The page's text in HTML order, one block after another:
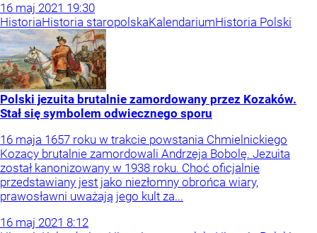
16 maj 2021 19:30
HistoriaHistoria staropolskaKalendariumHistoria Polski
Polski jezuita brutalnie zamordowany przez Kozaków.
Stał się symbolem odwiecznego sporu
16 maja 1657 roku w trakcie powstania Chmielnickiego
Kozacy brutalnie zamordowali Andrzeja Bobolę. Jezuita
został kanonizowany w 1938 roku. Choć oficjalnie
przedstawiany jest jako niezłomny obrońca wiary,
prawosławni uważają jego kult za...
16 maj 2021 8:12